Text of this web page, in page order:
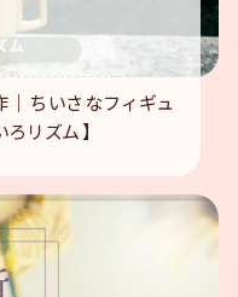
ちいさなフィギュ
リズム】